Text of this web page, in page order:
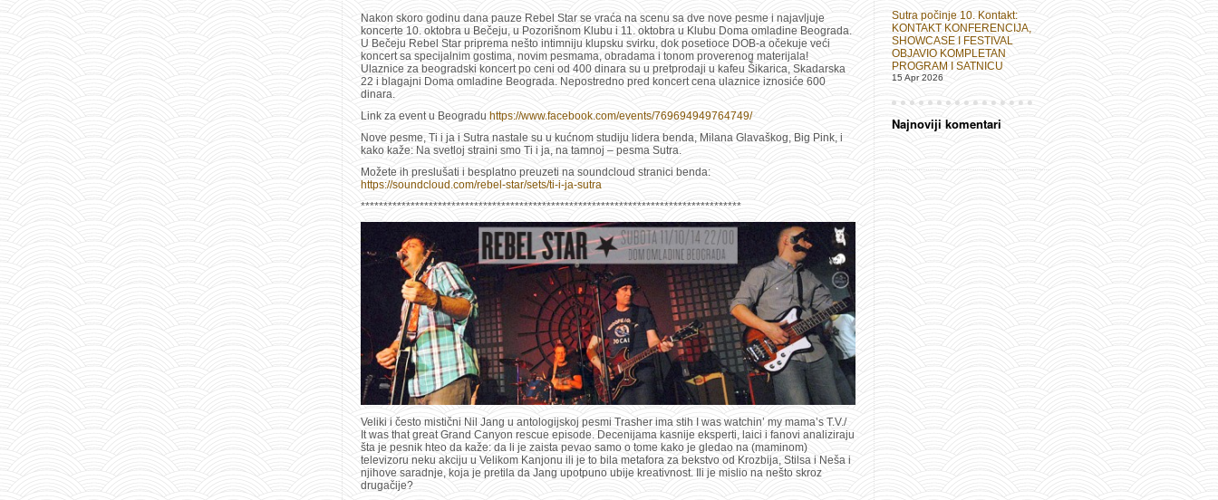
Nakon skoro godinu dana pauze Rebel Star se vraća na scenu sa dve nove pesme i najavljuje
koncerte 10. oktobra u Bečeju, u Pozorišnom Klubu i 11. oktobra u Klubu Doma omladine Beograda.
U Bečeju Rebel Star priprema nešto intimniju klupsku svirku, dok posetioce DOB-a očekuje veći
koncert sa specijalnim gostima, novim pesmama, obradama i tonom proverenog materijala!
Ulaznice za beogradski koncert po ceni od 400 dinara su u pretprodaji u kafeu Šikarica, Skadarska
22 i blagajni Doma omladine Beograda. Nepostredno pred koncert cena ulaznice iznosiće 600
dinara.
Link za event u Beogradu https://www.facebook.com/events/769694949764749/
Nove pesme, Ti i ja i Sutra nastale su u kućnom studiju lidera benda, Milana Glavaškog, Big Pink, i
kako kaže: Na svetloj straini smo Ti i ja, na tamnoj – pesma Sutra.
Možete ih preslušati i besplatno preuzeti na soundcloud stranici benda:
https://soundcloud.com/rebel-star/sets/ti-i-ja-sutra
************************************************************************************
Veliki i često mistični Nil Jang u antologijskoj pesmi Trasher ima stih I was watchin’ my mama’s T.V./
It was that great Grand Canyon rescue episode. Decenijama kasnije eksperti, laici i fanovi analiziraju
šta je pesnik hteo da kaže: da li je zaista pevao samo o tome kako je gledao na (maminom)
televizoru neku akciju u Velikom Kanjonu ili je to bila metafora za bekstvo od Krozbija, Stilsa i Neša i
njihove saradnje, koja je pretila da Jang upotpuno ubije kreativnost. Ili je mislio na nešto skroz
drugačije?
Sutra počinje 10. Kontakt:
KONTAKT KONFERENCIJA,
SHOWCASE I FESTIVAL
OBJAVIO KOMPLETAN
PROGRAM I SATNICU
15 Apr 2026
Najnoviji komentari